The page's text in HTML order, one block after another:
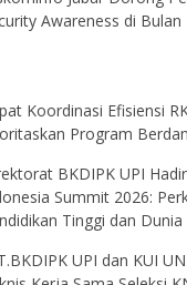
Awareness di Bulan
Koordinasi Efisiensi
Program
BKDIPK UPI
Summit 2026:
Tinggi dan
UPI dan KUI